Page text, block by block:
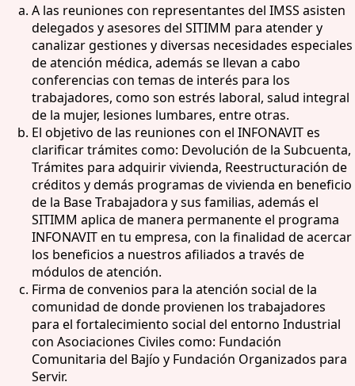
A las reuniones con representantes del IMSS asisten
delegados y asesores del SITIMM para atender y
canalizar gestiones y diversas necesidades especiales
de atención médica, además se llevan a cabo
conferencias con temas de interés para los
trabajadores, como son estrés laboral, salud integral
de la mujer, lesiones lumbares, entre otras.
El objetivo de las reuniones con el INFONAVIT es
clarificar trámites como: Devolución de la Subcuenta,
Trámites para adquirir vivienda, Reestructuración de
créditos y demás programas de vivienda en beneficio
de la Base Trabajadora y sus familias, además el
SITIMM aplica de manera permanente el programa
INFONAVIT en tu empresa, con la finalidad de acercar
los beneficios a nuestros afiliados a través de
módulos de atención.
Firma de convenios para la atención social de la
comunidad de donde provienen los trabajadores
para el fortalecimiento social del entorno Industrial
con Asociaciones Civiles como: Fundación
Comunitaria del Bajío y Fundación Organizados para
Servir.